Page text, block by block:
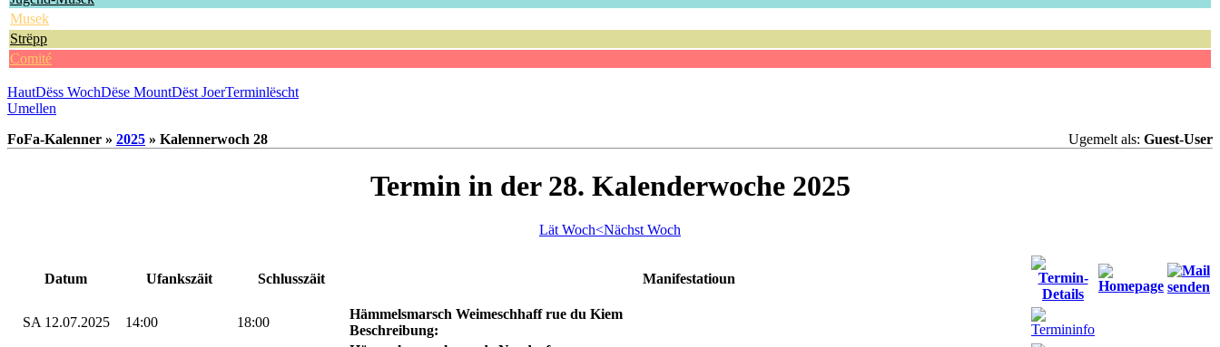
Musek
Strëpp
Comité
HautDëss WochDëse MountDëst JoerTerminlëscht
Umellen
FoFa-Kalenner » 2025 » Kalennerwoch 28 Ugemelt als: Guest-User
Termin in der 28. Kalenderwoche 2025
Lät Woch<Nächst Woch
Datum Ufankszäit Schlusszäit Manifestatioun
SA 12.07.2025 14:00 18:00
Hämmelsmarsch Weimeschhaff rue du Kiem
Beschreibung: